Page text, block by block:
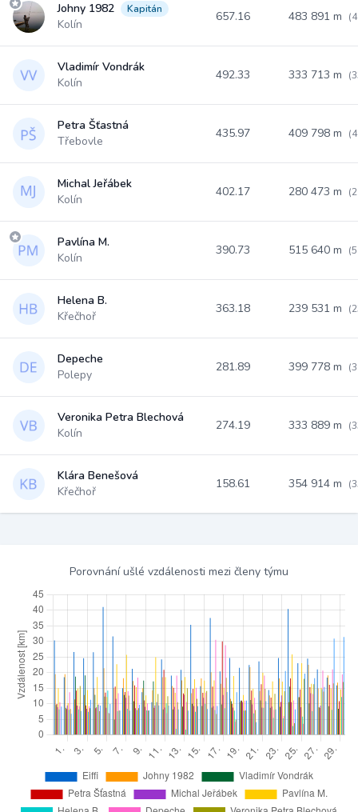
Johny 1982 Kapitán
Kolín
657.16 483 891 m
Vladimír Vondrák
Kolín
492.33 333 713 m
Petra Šťastná
Třebovle
435.97 409 798 m
Michal Jeřábek
Kolín
402.17 280 473 m
Pavlína M.
Kolín
390.73 515 640 m
Helena B.
Křečhoř
363.18 239 531 m
Depeche
Polepy
281.89 399 778 m
Veronika Petra Blechová
Kolín
274.19 333 889 m
Klára Benešová
Křečhoř
158.61 354 914 m
Porovnání ušlé vzdálenosti mezi členy týmu